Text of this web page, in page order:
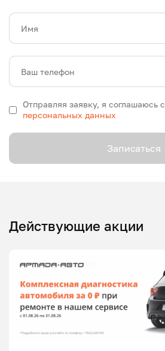
Имя
Ваш телефон
Отправляя заявку, я соглашаюсь с
персональных данных
Записаться
Действующие акции